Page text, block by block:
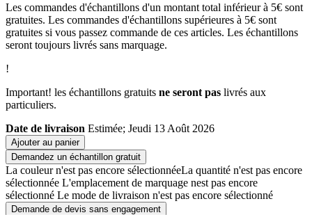
Les commandes d'échantillons d'un montant total inférieur à 5€ sont
gratuites. Les commandes d'échantillons supérieures à 5€ sont
gratuites si vous passez commande de ces articles. Les échantillons
seront toujours livrés sans marquage.
!
Important! les échantillons gratuits ne seront pas livrés aux
particuliers.
Date de livraison Estimée; Jeudi 13 Août 2026
Ajouter au panier
Demandez un échantillon gratuit
La couleur n'est pas encore sélectionnéeLa quantité n'est pas encore
sélectionnée L'emplacement de marquage nest pas encore
sélectionné Le mode de livraison n'est pas encore sélectionné
Demande de devis sans engagement